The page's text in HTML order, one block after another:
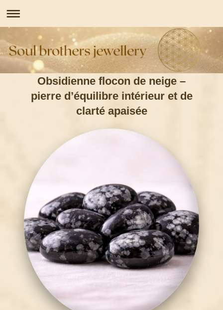
Obsidienne flocon de neige –
pierre d’équilibre intérieur et de
clarté apaisée